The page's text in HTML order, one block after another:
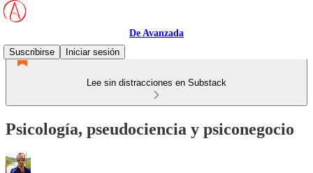
De Avanzada
Suscribirse
Iniciar sesión
Lee sin distracciones en Substack
Psicología, pseudociencia y psiconegocio